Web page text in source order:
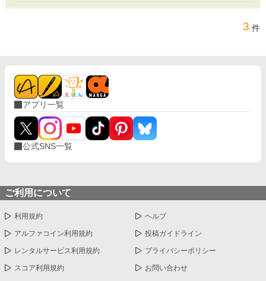
3 件
アプリ一覧
公式SNS一覧
ご利用について
利用規約 ヘルプ
アルファコイン利用規約 投稿ガイドライン
レンタルサービス利用規約 プライバシーポリシー
スコア利用規約 お問い合わせ